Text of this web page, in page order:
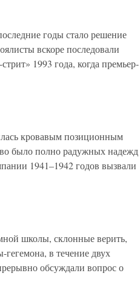
годы стало решение
вскоре последовали
1993 года, когда премьер-
кровавым позиционным
было полно радужных надежд
1941–1942 годов вызвали
школы, склонные верить,
в течение двух
обсуждали вопрос о